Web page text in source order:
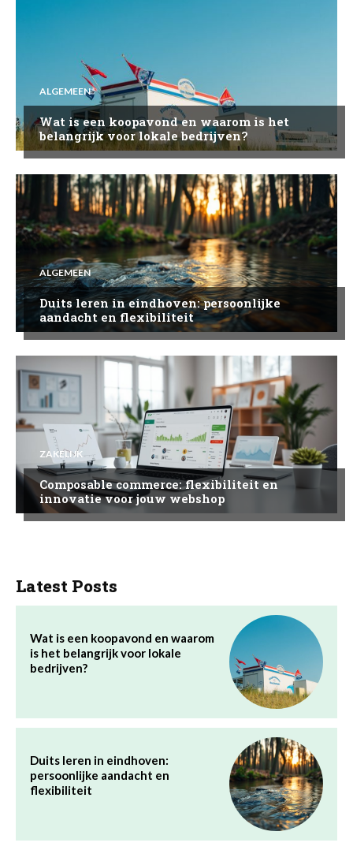
ALGEMEEN
Wat is een koopavond en waarom is het
belangrijk voor lokale bedrijven?
ALGEMEEN
Duits leren in eindhoven: persoonlijke
aandacht en flexibiliteit
ZAKELIJK
Composable commerce: flexibiliteit en
innovatie voor jouw webshop
Latest Posts
Wat is een koopavond en waarom
is het belangrijk voor lokale
bedrijven?
Duits leren in eindhoven:
persoonlijke aandacht en
flexibiliteit